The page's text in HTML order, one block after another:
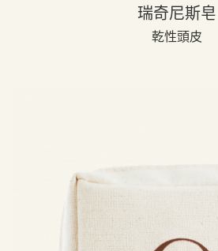
瑞奇尼斯皂
乾性頭皮